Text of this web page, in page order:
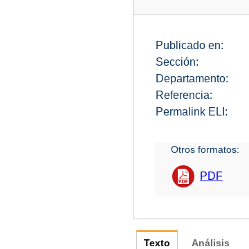
Publicado en:
Sección:
Departamento:
Referencia:
Permalink ELI:
Otros formatos:
PDF
Texto Análisis